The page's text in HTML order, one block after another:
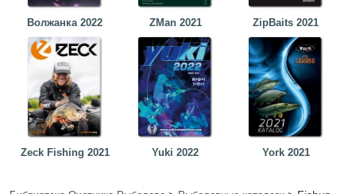
Волжанка 2022 ZMan 2021 ZipBaits 2021
Zeck Fishing 2021 Yuki 2022 York 2021